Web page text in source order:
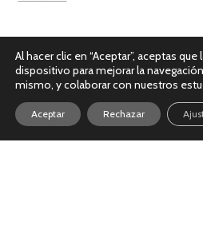
Al hacer clic en “Aceptar”, aceptas
dispositivo para mejorar la
mismo, y colaborar con nuestros
Aceptar Rechazar